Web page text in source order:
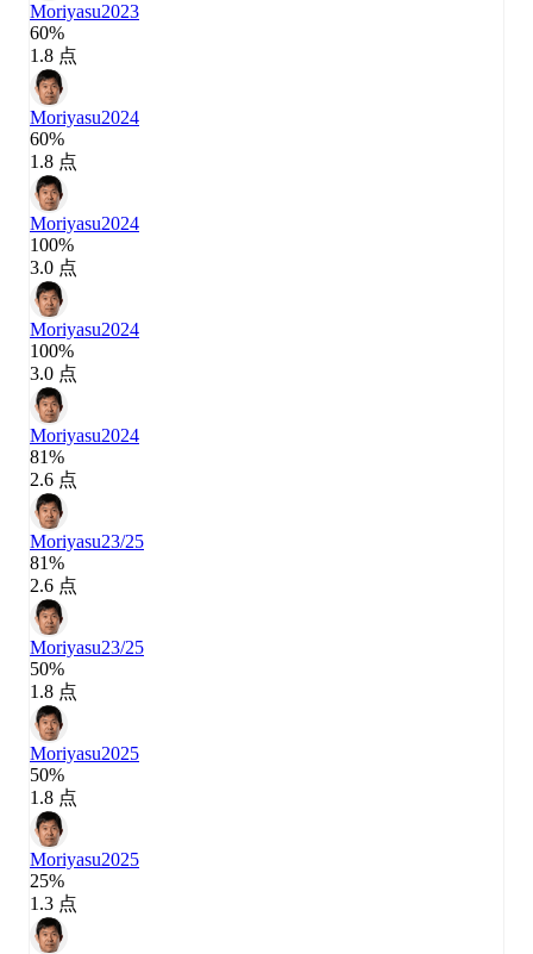
Moriyasu2023
60%
1.8 点
Moriyasu2024
60%
1.8 点
Moriyasu2024
100%
3.0 点
Moriyasu2024
100%
3.0 点
Moriyasu2024
81%
2.6 点
Moriyasu23/25
81%
2.6 点
Moriyasu23/25
50%
1.8 点
Moriyasu2025
50%
1.8 点
Moriyasu2025
25%
1.3 点